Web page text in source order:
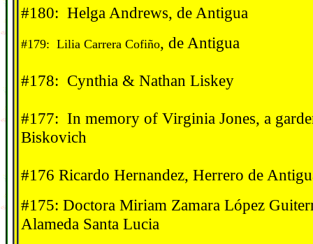
#180: Helga Andrews, de Antigua
#179: Lilia Carrera Cofiño, de Antigua
#178: Cynthia & Nathan Liskey
#177: In memory of Virginia Jones, a
Biskovich
#176 Ricardo Hernandez, Herrero de
#175: Doctora Miriam Zamara López
Alameda Santa Lucia